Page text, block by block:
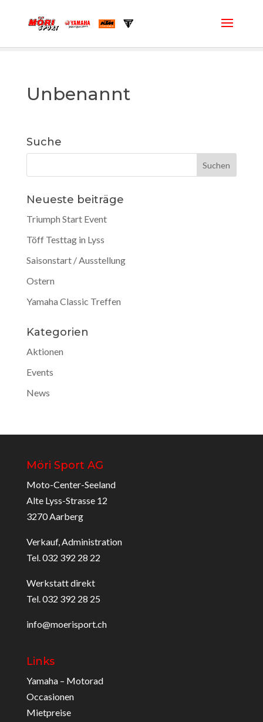
Unbenannt
Suche
Neueste beiträge
Triumph Start Event
Töff Testtag in Lyss
Saisonstart / Ausstellung
Ostern
Yamaha Classic Treffen
Kategorien
Aktionen
Events
News
Möri Sport AG
Moto-Center-Seeland
Alte Lyss-Strasse 12
3270 Aarberg
Verkauf, Administration
Tel. 032 392 28 22
Werkstatt direkt
Tel. 032 392 28 25
info@moerisport.ch
Links
Yamaha – Motorad
Occasionen
Mietpreise